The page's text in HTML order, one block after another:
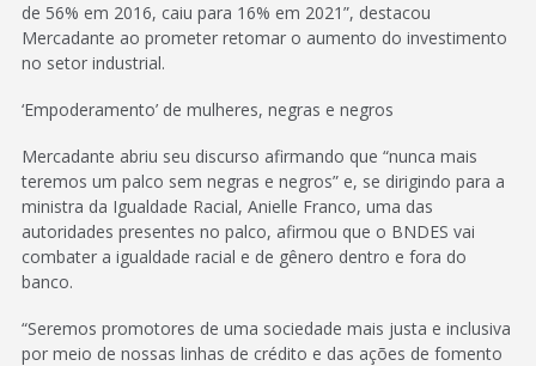
de 56% em 2016, caiu para 16% em 2021”, destacou
Mercadante ao prometer retomar o aumento do investimento
no setor industrial.
‘Empoderamento’ de mulheres, negras e negros
Mercadante abriu seu discurso afirmando que “nunca mais
teremos um palco sem negras e negros” e, se dirigindo para a
ministra da Igualdade Racial, Anielle Franco, uma das
autoridades presentes no palco, afirmou que o BNDES vai
combater a igualdade racial e de gênero dentro e fora do
banco.
“Seremos promotores de uma sociedade mais justa e inclusiva
por meio de nossas linhas de crédito e das ações de fomento